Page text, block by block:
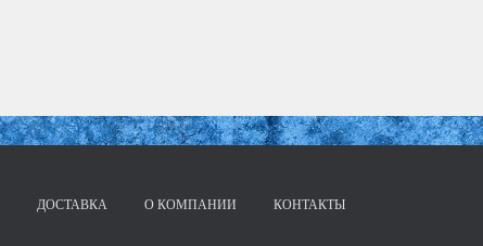
ДОСТАВКА О КОМПАНИИ КОНТАКТЫ